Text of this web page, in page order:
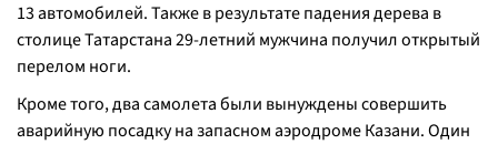
13 автомобилей. Также в результате падения дерева в
столице Татарстана 29-летний мужчина получил открытый
перелом ноги.
Кроме того, два самолета были вынуждены совершить
аварийную посадку на запасном аэродроме Казани. Один